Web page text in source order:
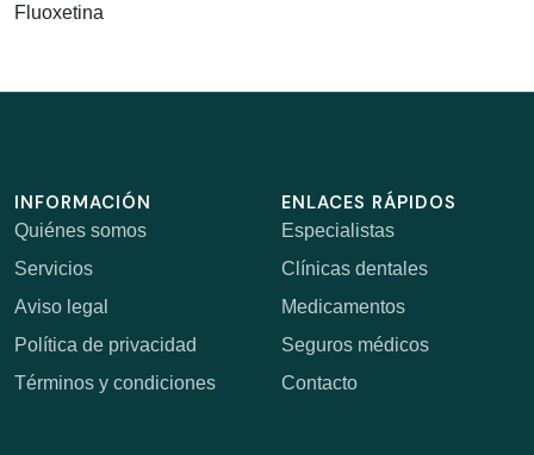
Fluoxetina
INFORMACIÓN
Quiénes somos
Servicios
Aviso legal
Política de privacidad
Términos y condiciones
ENLACES RÁPIDOS
Especialistas
Clínicas dentales
Medicamentos
Seguros médicos
Contacto